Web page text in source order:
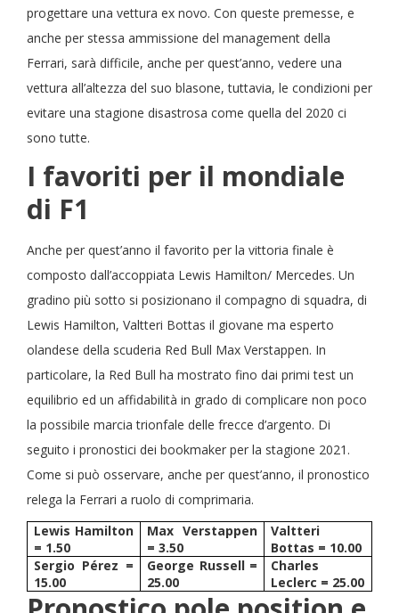
progettare una vettura ex novo. Con queste premesse, e
anche per stessa ammissione del management della
Ferrari, sarà difficile, anche per quest’anno, vedere una
vettura all’altezza del suo blasone, tuttavia, le condizioni per
evitare una stagione disastrosa come quella del 2020 ci
sono tutte.
I favoriti per il mondiale
di F1
Anche per quest’anno il favorito per la vittoria finale è
composto dall’accoppiata Lewis Hamilton/ Mercedes. Un
gradino più sotto si posizionano il compagno di squadra, di
Lewis Hamilton, Valtteri Bottas il giovane ma esperto
olandese della scuderia Red Bull Max Verstappen. In
particolare, la Red Bull ha mostrato fino dai primi test un
equilibrio ed un affidabilità in grado di complicare non poco
la possibile marcia trionfale delle frecce d’argento. Di
seguito i pronostici dei bookmaker per la stagione 2021.
Come si può osservare, anche per quest’anno, il pronostico
relega la Ferrari a ruolo di comprimaria.
Lewis Hamilton
= 1.50
Max Verstappen
= 3.50
Valtteri
Bottas = 10.00
Sergio Pérez =
15.00
George Russell =
25.00
Charles
Leclerc = 25.00